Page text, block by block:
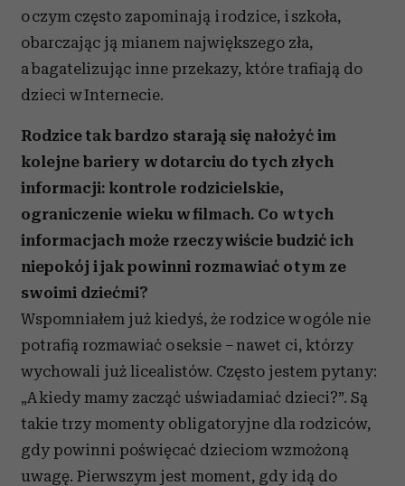
o czym często zapominają i rodzice, i szkoła,
obarczając ją mianem największego zła,
a bagatelizując inne przekazy, które trafiają do
dzieci w Internecie.
Rodzice tak bardzo starają się nałożyć im
kolejne bariery w dotarciu do tych złych
informacji: kontrole rodzicielskie,
ograniczenie wieku w filmach. Co w tych
informacjach może rzeczywiście budzić ich
niepokój i jak powinni rozmawiać o tym ze
swoimi dziećmi?
Wspomniałem już kiedyś, że rodzice w ogóle nie
potrafią rozmawiać o seksie – nawet ci, którzy
wychowali już licealistów. Często jestem pytany:
„A kiedy mamy zacząć uświadamiać dzieci?”. Są
takie trzy momenty obligatoryjne dla rodziców,
gdy powinni poświęcać dzieciom wzmożoną
uwagę. Pierwszym jest moment, gdy idą do